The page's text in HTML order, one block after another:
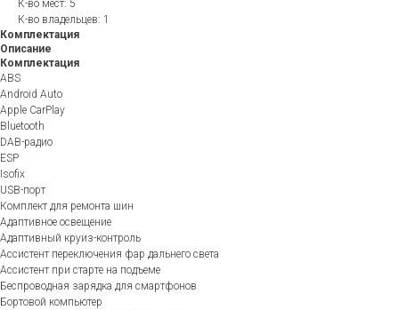
К-во мест: 5
К-во владельцев: 1
Комплектация
Описание
Комплектация
ABS
Android Auto
Apple CarPlay
Bluetooth
DAB-радио
ESP
Isofix
USB-порт
Комплект для ремонта шин
Адаптивное освещение
Адаптивный круиз-контроль
Ассистент переключения фар дальнего света
Ассистент при старте на подъеме
Беспроводная зарядка для смартфонов
Бортовой компьютер